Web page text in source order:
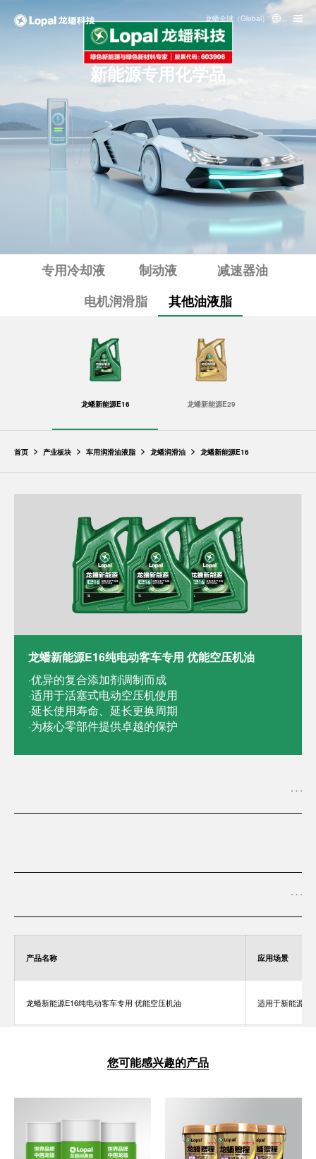
龙蟠全球（Global）
新能源专用化学品
专用冷却液 制动液
减速器油
电机润滑脂
其他油液脂
龙蟠新能源E16 龙蟠新能源E29
首页 产业板块 车用润滑油液脂 龙蟠润滑油 龙蟠新能源E16
龙蟠新能源E16纯电动客车专用 优能空压机油
·优异的复合添加剂调制而成
·适用于活塞式电动空压机使用
·延长使用寿命、延长更换周期
·为核心零部件提供卓越的保护
产品名称 应用场景
龙蟠新能源E16纯电动客车专用 优能空压机油 适用于新能源商
您可能感兴趣的产品